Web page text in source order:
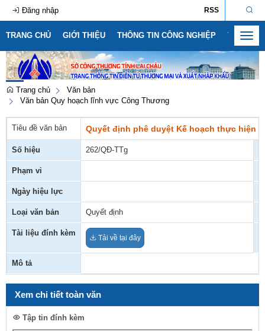
RSS
Đăng nhập
TRANG CHỦ GIỚI THIỆU THÔNG TIN CÔNG NGHIỆP THÔNG
Trang chủ
Văn bản
Văn bản Quy hoạch lĩnh vực Công Thương
Tiêu đề văn bản Quyết định phê duyệt Kế hoạch thực hiện
Số hiệu 262/QĐ-TTg
Phạm vi
Ngày hiệu lực
Loại văn bản Quyết định
Tài liệu đính kèm
Tải về tại đây
Mô tả
Xem chi tiết toàn văn
Tập tin đính kèm